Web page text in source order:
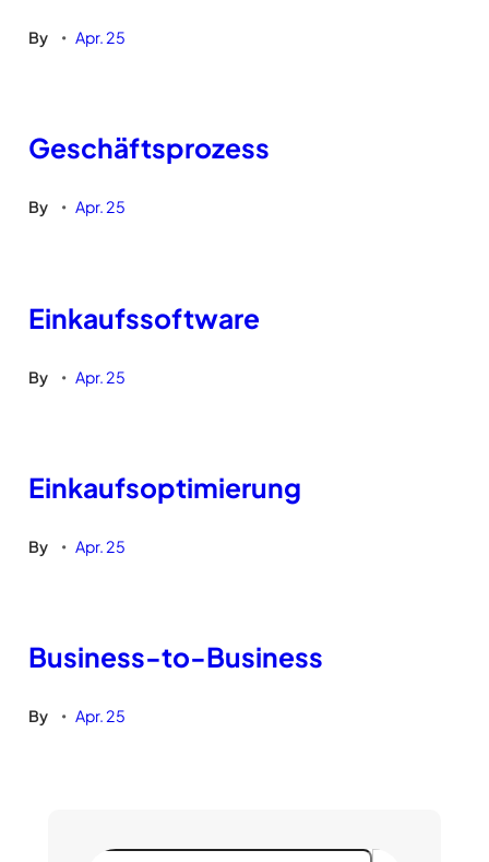
By • Apr. 25
Geschäftsprozess
By • Apr. 25
Einkaufssoftware
By • Apr. 25
Einkaufsoptimierung
By • Apr. 25
Business-to-Business
By • Apr. 25